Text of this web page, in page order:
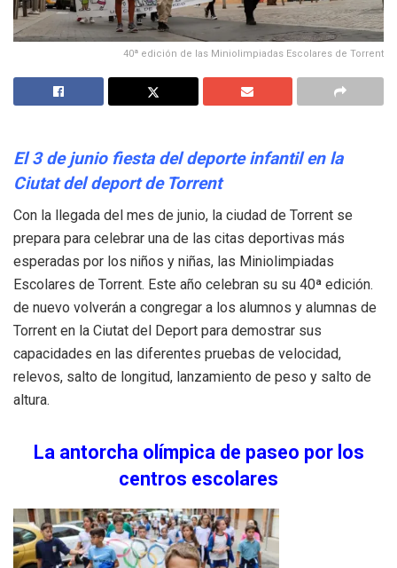
40ª edición de las Miniolimpiadas Escolares de Torrent
El 3 de junio fiesta del deporte infantil en la
Ciutat del deport de Torrent
Con la llegada del mes de junio, la ciudad de Torrent se
prepara para celebrar una de las citas deportivas más
esperadas por los niños y niñas, las Miniolimpiadas
Escolares de Torrent. Este año celebran su su 40ª edición.
de nuevo volverán a congregar a los alumnos y alumnas de
Torrent en la Ciutat del Deport para demostrar sus
capacidades en las diferentes pruebas de velocidad,
relevos, salto de longitud, lanzamiento de peso y salto de
altura.
La antorcha olímpica de paseo por los
centros escolares